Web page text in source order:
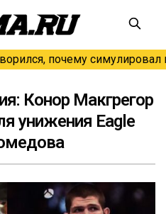
почему симулировал
Конор Макгрегор
унижения Eagle